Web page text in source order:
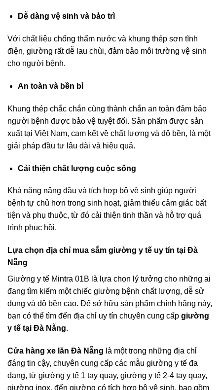
Dễ dàng vệ sinh và bảo trì
Với chất liệu chống thấm nước và khung thép sơn tĩnh
điện, giường rất dễ lau chùi, đảm bảo môi trường vệ sinh
cho người bệnh.
An toàn và bền bỉ
Khung thép chắc chắn cùng thành chắn an toàn đảm bảo
người bệnh được bảo vệ tuyệt đối. Sản phẩm được sản
xuất tại Việt Nam, cam kết về chất lượng và độ bền, là một
giải pháp đầu tư lâu dài và hiệu quả.
Cải thiện chất lượng cuộc sống
Khả năng nâng đầu và tích hợp bô vệ sinh giúp người
bệnh tự chủ hơn trong sinh hoạt, giảm thiểu cảm giác bất
tiện và phụ thuộc, từ đó cải thiện tinh thần và hỗ trợ quá
trình phục hồi.
Lựa chọn địa chỉ mua sắm giường y tế uy tín tại Đà
Nẵng
Giường y tế Mintra 01B là lựa chọn lý tưởng cho những ai
đang tìm kiếm một chiếc giường bệnh chất lượng, dễ sử
dụng và độ bền cao. Để sở hữu sản phẩm chính hãng này,
bạn có thể tìm đến địa chỉ uy tín chuyên cung cấp giường
y tế tại Đà Nẵng.
Cửa hàng xe lăn Đà Nẵng là một trong những địa chỉ
đáng tin cậy, chuyên cung cấp các mẫu giường y tế đa
dạng, từ giường y tế 1 tay quay, giường y tế 2-4 tay quay,
giường inox, đến giường có tích hợp bô vệ sinh, bao gồm